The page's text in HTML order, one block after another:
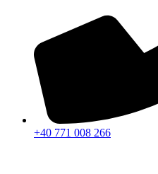
+40 771 008 266